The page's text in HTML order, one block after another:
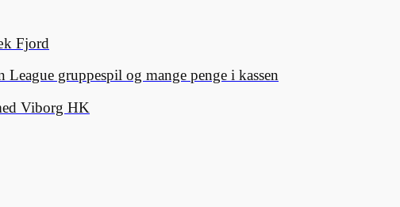
Fjord
League gruppespil og mange penge i kassen
Viborg HK